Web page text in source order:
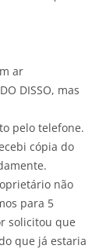
ar
DISSO, mas
pelo telefone.
cópia do
não
para 5
solicitou que
que já estaria